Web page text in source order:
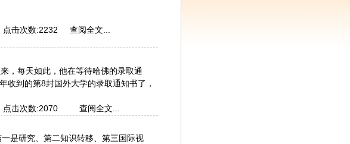
击次数:2232 查阅全文...
，每天如此，他在等待哈佛的录取通
收到的第8封国外大学的录取通知书了，
击次数:2070
查阅全文...
研究、第二知识转移、第三国际视